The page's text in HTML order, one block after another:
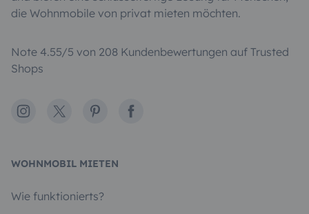
die Wohnmobile von privat mieten möchten.
Note 4.55/5 von 208 Kundenbewertungen auf Trusted
Shops
Instagram
X PinterestFacebook
WOHNMOBIL MIETEN
Wie funktionierts?